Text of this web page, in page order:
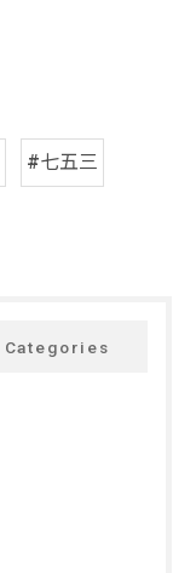
#七五三
Categories